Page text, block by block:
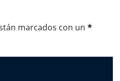
marcados con un *